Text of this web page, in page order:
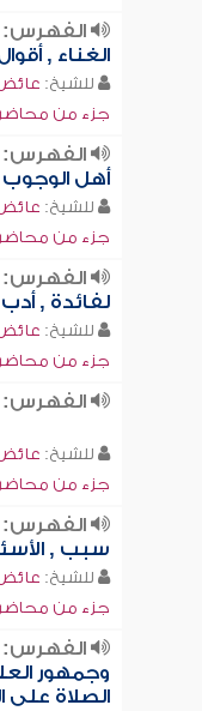
الغناء ,
للشيخ: عائض
جزء من
أهل
للشيخ: عائض
جزء من
لفائدة ,
للشيخ: عائض
جزء من
للشيخ: عائض
جزء من
سبب ,
للشيخ: عائض
جزء من
وجمهور
الصلاة